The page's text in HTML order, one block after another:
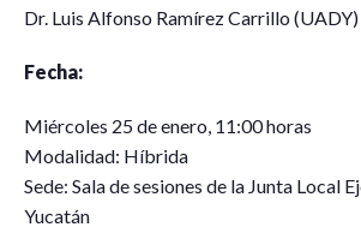
Dr. Luis Alfonso Ramírez Carrillo (UADY)
Fecha:
Miércoles 25 de enero, 11:00 horas
Modalidad: Híbrida
Sede: Sala de sesiones de la Junta Local
Yucatán